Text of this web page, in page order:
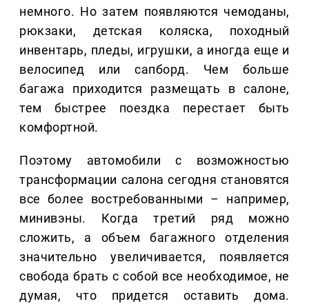
немного. Но затем появляются чемоданы,
рюкзаки, детская коляска, походный
инвентарь, пледы, игрушки, а иногда еще и
велосипед или сапборд. Чем больше
багажа приходится размещать в салоне,
тем быстрее поездка перестает быть
комфортной.
Поэтому автомобили с возможностью
трансформации салона сегодня становятся
все более востребованными – например,
минивэны. Когда третий ряд можно
сложить, а объем багажного отделения
значительно увеличивается, появляется
свобода брать с собой все необходимое, не
думая, что придется оставить дома.